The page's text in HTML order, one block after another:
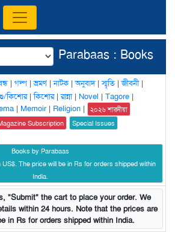
Parabaas : Books
| গল্প |ভ্রমণ|নাটক |অনুবাদ|স্মৃতি |জীবনী|
কিশোর|কিশোর|রান্না| Novel | Tagore |
| Memoir| Religion |
২০২৬ শারদীয়া
Subscription
Special Issues
Books by Parabaas
The price will be in Rs for orders shipped within
India.
"Submit" the cart to place your order. We
within 24 hours. Note that the prices are
in Rs for orders shipped within India.